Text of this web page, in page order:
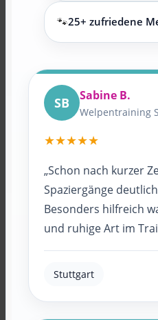
🐾25+ zufriedene
SB Sabine B.
Welpentraining
★★★★★
„Schon nach kurzer
Spaziergänge
Besonders hilfreich
und ruhige Art im
Stuttgart